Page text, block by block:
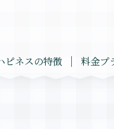
ピネスの特徴 料金プ